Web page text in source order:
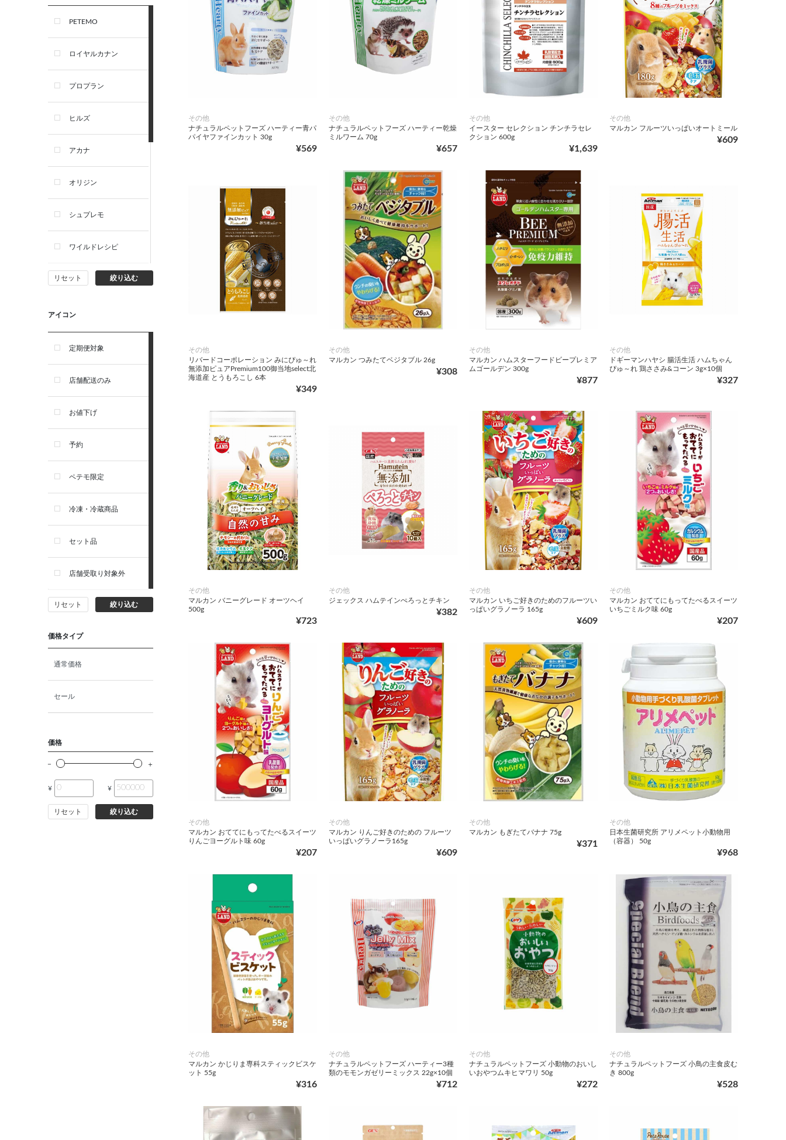
イ・ウェット）
犬ドライフード
犬ウェットフード
犬おやつ
犬サプリ・ミルク・栄養補給
品
首輪・ハーネス(胴輪)・リー
猫ドライフード
猫ウェットフード
その他ペット用品
小動物・鳥フード
PETEMO
ロイヤルカナン
プロプラン
ヒルズ
アカナ
オリジン
シュプレモ
ワイルドレシピ
ナチュラルチョイス
ウェルネス
アーテミス
セレクトバランス
リガロ
ソルビダ
フィジカライフ
リセット 絞り込む
アイコン
定期便対象
店舗配送のみ
お値下げ
予約
ペテモ限定
冷凍・冷蔵商品
セット品
店舗受取り対象外
リセット 絞り込む
価格タイプ
通常価格
セール
価格
¥ ¥
リセット 絞り込む
その他
ナチュラルペットフーズ ハーティー青パ
パイヤファインカット 30g
¥569
その他
ナチュラルペットフーズ ハーティー乾燥
ミルワーム 70g
¥657
その他
イースター セレクション チンチラセレ
クション 600g
¥1,639
その他
マルカン フルーツいっぱいオートミール
¥609
その他
リバードコーポレーション みにぴゅ～れ
無添加ピュアPremium100御当地select北
海道産 とうもろこし 6本
¥349
その他
マルカン つみたてベジタブル 26g
¥308
その他
マルカン ハムスターフードビープレミア
ムゴールデン 300g
¥877
その他
ドギーマンハヤシ 腸活生活 ハムちゃん
ぴゅ～れ 鶏ささみ&コーン 3g×10個
¥327
その他
マルカン バニーグレード オーツヘイ
500g
¥723
その他
ジェックス ハムテインぺろっとチキン
¥382
その他
マルカン いちご好きのためのフルーツい
っぱいグラノーラ 165g
¥609
その他
マルカン おててにもってたべるスイーツ
いちごミルク味 60g
¥207
その他
マルカン おててにもってたべるスイーツ
りんごヨーグルト味 60g
¥207
その他
マルカン りんご好きのための フルーツ
いっぱいグラノーラ165g
¥609
その他
マルカン もぎたてバナナ 75g
¥371
その他
日本生菌研究所 アリメペット小動物用
（容器） 50g
¥968
その他
マルカン かじりま専科スティックビスケ
ット 55g
¥316
その他
ナチュラルペットフーズ ハーティー3種
類のモモンガゼリーミックス 22g×10個
¥712
その他
ナチュラルペットフーズ 小動物のおいし
いおやつムキヒマワリ 50g
¥272
その他
ナチュラルペットフーズ 小鳥の主食皮む
き 800g
¥528